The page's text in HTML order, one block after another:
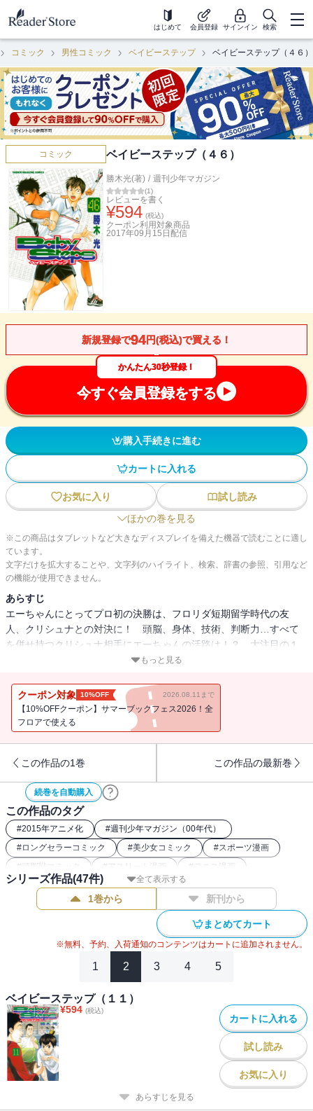
はじめて 会員登録 サインイン 検索
コミック 男性コミック ベイビーステップ ベイビーステップ（４６）
コミック ベイビーステップ（４６）
勝木光(著) / 週刊少年マガジン
(1)
レビューを書く
¥594 (税込)
クーポン利用対象商品
2017年09月15日 配信
新規登録で94円(税込)で買える！
かんたん30秒登録！
今すぐ会員登録をする
購入手続きに進む
カートに入れる
お気に入り
試し読み
ほかの巻を見る
※この商品はタブレットなど大きなディスプレイを備えた機器で読むことに適し
ています。
文字だけを拡大することや、文字列のハイライト、検索、辞書の参照、引用など
の機能が使用できません。
あらすじ
エーちゃんにとってプロ初の決勝は、フロリダ短期留学時代の友
人、クリシュナとの対決に！ 頭脳、身体、技術、判断力…すべて
を併せ持つクリシュナ相手にエーちゃんの活路は！？ 大注目の１
０代対決！ 慶稜チャレンジャー決勝戦始まる──。
もっと見る
クーポン対象 10%OFF 2026.08.11まで
【10%OFFクーポン】サマーブックフェス2026！全
フロアで使える
この作品の1巻 この作品の最新巻
続巻を自動購入
この作品のタグ
#2015年アニメ化 #週刊少年マガジン（00年代）
#ロングセラーコミック #美少女コミック #スポーツ漫画
# 頭脳戦コミック # アスリート漫画 # テニス漫画
#講談社漫画賞
全て表示する
シリーズ作品(47件)
1巻から 新刊から
まとめてカート
※無料、予約、入荷通知のコンテンツはカートに追加されません。
1 2 3 4 5
ベイビーステップ（１１）
¥594 (税込)
カートに入れる
試し読み
お気に入り
あらすじを見る